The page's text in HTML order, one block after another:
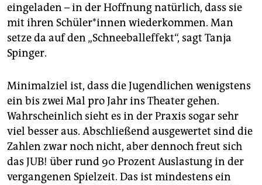
eingeladen – in der Hoffnung natürlich, dass sie
mit ihren Schüler*innen wiederkommen. Man
setze da auf den „Schneeballeffekt“, sagt Tanja
Spinger.
Minimalziel ist, dass die Jugendlichen wenigstens
ein bis zwei Mal pro Jahr ins Theater gehen.
Wahrscheinlich sieht es in der Praxis sogar sehr
viel besser aus. Abschließend ausgewertet sind die
Zahlen zwar noch nicht, aber dennoch freut sich
das JUB! über rund 90 Prozent Auslastung in der
vergangenen Spielzeit. Das ist mindestens ein